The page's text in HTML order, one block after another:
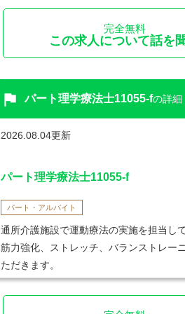
完全無料
この求人について話を
flag パート理学療法士11055-fの詳細
2026.08.04更新
パート理学療法士11055-f
パート・アルバイト
通所介護施設で運動療法の実施を担当し
筋力強化、ストレッチ、バランストレー
ただきます。